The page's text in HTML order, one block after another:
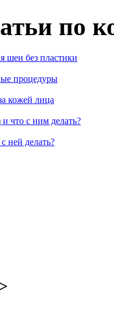
по
шеи без пластики
процедуры
кожей лица
что с ним делать?
ней делать?